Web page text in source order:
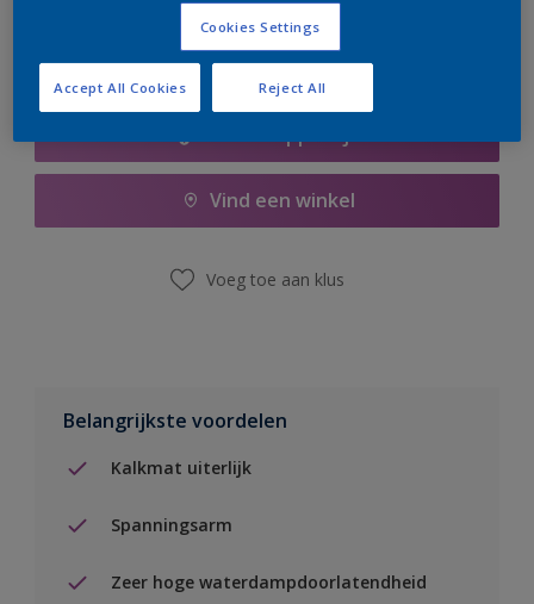
Vind een winkel
Voeg toe aan klus
Belangrijkste voordelen
Kalkmat uiterlijk
Spanningsarm
Zeer hoge waterdampdoorlatendheid
Cookies Settings
Reject All
Accept All Cookies